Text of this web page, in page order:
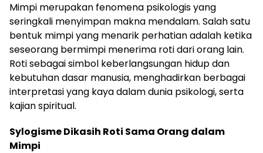
Mimpi merupakan fenomena psikologis yang
seringkali menyimpan makna mendalam. Salah satu
bentuk mimpi yang menarik perhatian adalah ketika
seseorang bermimpi menerima roti dari orang lain.
Roti sebagai simbol keberlangsungan hidup dan
kebutuhan dasar manusia, menghadirkan berbagai
interpretasi yang kaya dalam dunia psikologi, serta
kajian spiritual.
Sylogisme Dikasih Roti Sama Orang dalam
Mimpi